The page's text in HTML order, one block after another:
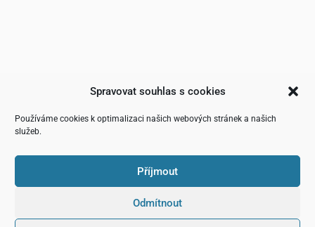
Spravovat souhlas s cookies
Používáme cookies k optimalizaci našich webových stránek a našich
služeb.
Příjmout
Odmítnout